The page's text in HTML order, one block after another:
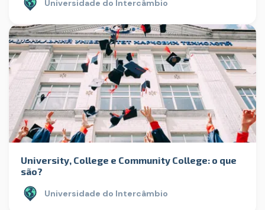
Universidade do Intercâmbio
University, College e Community College: o que
são?
Universidade do Intercâmbio